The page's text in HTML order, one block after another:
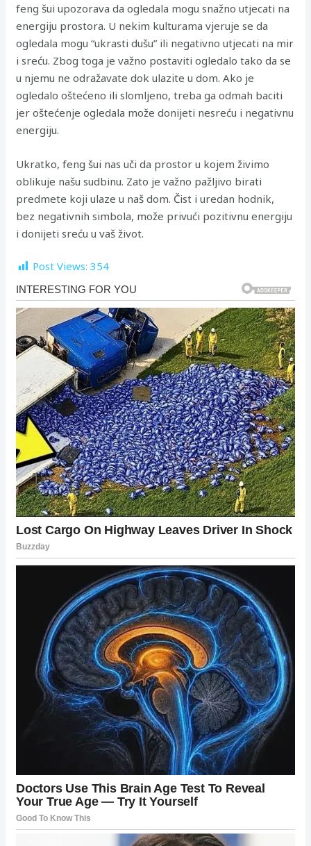
feng šui upozorava da ogledala mogu snažno utjecati na
energiju prostora. U nekim kulturama vjeruje se da
ogledala mogu “ukrasti dušu” ili negativno utjecati na mir
i sreću. Zbog toga je važno postaviti ogledalo tako da se
u njemu ne odražavate dok ulazite u dom. Ako je
ogledalo oštećeno ili slomljeno, treba ga odmah baciti
jer oštećenje ogledala može donijeti nesreću i negativnu
energiju.
Ukratko, feng šui nas uči da prostor u kojem živimo
oblikuje našu sudbinu. Zato je važno pažljivo birati
predmete koji ulaze u naš dom. Čist i uredan hodnik,
bez negativnih simbola, može privući pozitivnu energiju
i donijeti sreću u vaš život.
Post Views: 354